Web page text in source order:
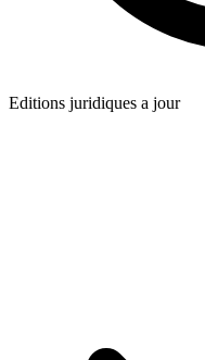
Editions juridiques a jour